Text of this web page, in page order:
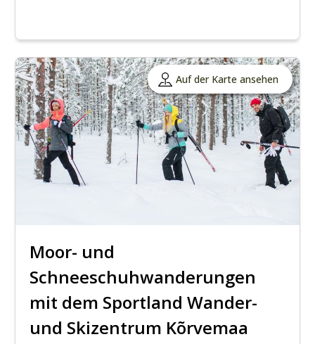
Auf der Karte ansehen
Moor- und
Schneeschuhwanderungen
mit dem Sportland Wander-
und Skizentrum Kõrvemaa